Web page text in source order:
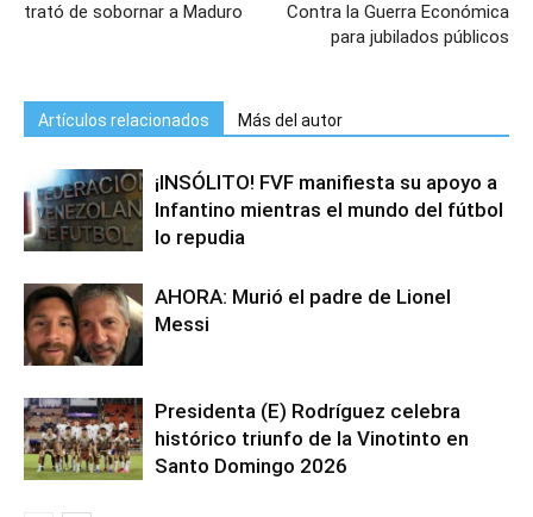
trató de sobornar a Maduro
Contra la Guerra Económica
para jubilados públicos
Artículos relacionados Más del autor
¡INSÓLITO! FVF manifiesta su apoyo a
Infantino mientras el mundo del fútbol
lo repudia
AHORA: Murió el padre de Lionel
Messi
Presidenta (E) Rodríguez celebra
histórico triunfo de la Vinotinto en
Santo Domingo 2026